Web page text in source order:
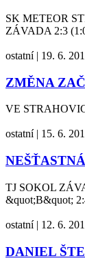
SK METEOR
ZÁVADA 2:3
ostatní | 19. 6.
ZMĚNA
VE
ostatní | 15. 6.
TJ SOKOL
&quot;B&quot;
ostatní | 12. 6.
DANIEL